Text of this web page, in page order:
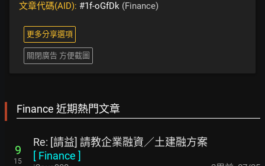
文章代碼(AID): #1f-oGfDk (Finance)
更多分享選項
關閉廣告 方便截圖
Finance 近期熱門文章
9
15
Re: [請益] 請教企業融資／土建融方案
[ Finance ]